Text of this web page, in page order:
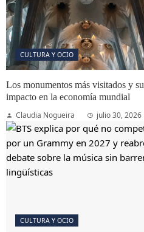
CULTURA Y OCIO
Los monumentos más visitados y su
impacto en la economía mundial
Claudia Nogueira
julio 30, 2026
CULTURA Y OCIO